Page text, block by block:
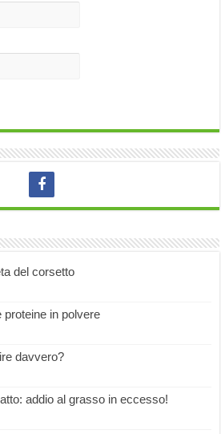
del corsetto
proteine in polvere
davvero?
addio al grasso in eccesso!